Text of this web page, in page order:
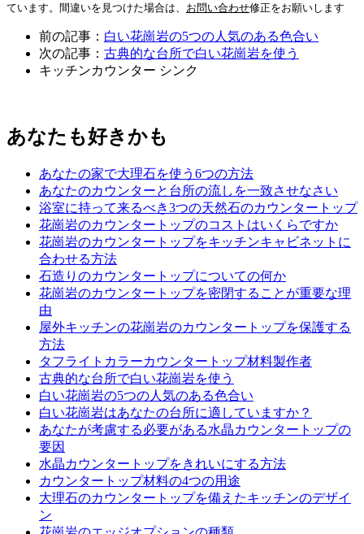
ています。間違いを見つけた場合は、 お問い合わせ修正をお願いします
前の記事： 白い花崗岩の5つの人気のある色合い
次の記事： 古典的な台所で白い花崗岩を使う
キッチンカウンター シンク
あなたも好きかも
あなたの家で大理石を使う6つの方法
あなたのカウンターと台所の流しを一致させなさい
浴室に持って来るべき3つの天然石のカウンタートップ
花崗岩のカウンタートップのコストはいくらですか
花崗岩のカウンタートップをキッチンキャビネットに
合わせる方法
石造りのカウンタートップについての何か
花崗岩のカウンタートップを密閉することが重要な理
由
屋外キッチンの花崗岩のカウンタートップを保護する
方法
タフライトカラーカウンタートップ材料製作者
古典的な台所で白い花崗岩を使う
白い花崗岩の5つの人気のある色合い
白い花崗岩はあなたの台所に適していますか？
あなたが考慮する必要がある水晶カウンタートップの
要因
水晶カウンタートップをきれいにする方法
カウンタートップ材料の4つの用途
大理石のカウンタートップを備えたキッチンのデザイ
ン